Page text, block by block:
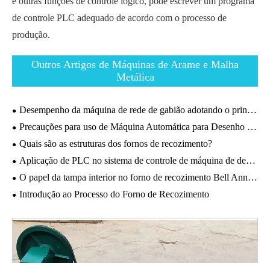
de controle PLC adequado de acordo com o processo de
produção.
Outros Artigos de Máquinas de Arame e Malha
Metálica
Desempenho da máquina de rede de gabião adotando o princípio de torção positiva e negativa.
Precauções para uso de Máquina Automática para Desenho de Fios
Quais são as estruturas dos fornos de recozimento?
Aplicação de PLC no sistema de controle de máquina de desenho de fio de linha reta.
O papel da tampa interior no forno de recozimento Bell Annealing.
Introdução ao Processo do Forno de Recozimento